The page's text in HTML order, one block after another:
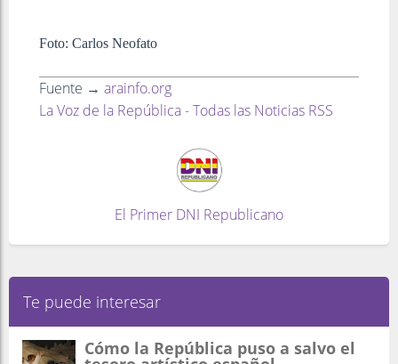
Foto: Carlos Neofato
Fuente → arainfo.org
La Voz de la República - Todas las Noticias RSS
El Primer DNI Republicano
Te puede interesar
Cómo la República puso a salvo el